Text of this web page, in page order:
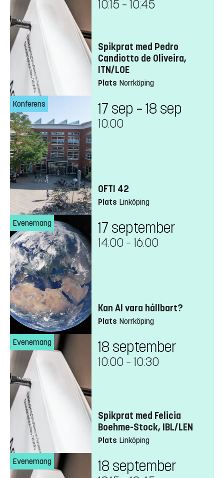
10:15 – 10:45
Spikprat med Pedro
Candiotto de Oliveira,
ITN/LOE
Plats Norrköping
Konferens 17 sep – 18 sep
10:00
OFTI 42
Plats Linköping
Evenemang 17 september
14:00 – 16:00
Kan AI vara hållbart?
Plats Norrköping
Evenemang 18 september
10:00 – 10:30
Spikprat med Felicia
Boehme-Stock, IBL/LEN
Plats Linköping
Evenemang 18 september